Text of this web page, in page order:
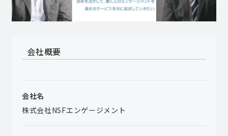
会社概要
会社名
株式会社NSFエンゲージメント